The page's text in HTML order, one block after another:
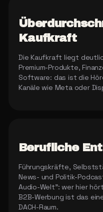
Kaufkraft
Die Kaufkraft liegt
Premium-Produkte,
Software: das ist die
Kanäle wie Meta oder
Berufliche
Führungskräfte,
News- und Politik-
Audio-Welt": wer hier
B2B-Werbung ist das
DACH-Raum.